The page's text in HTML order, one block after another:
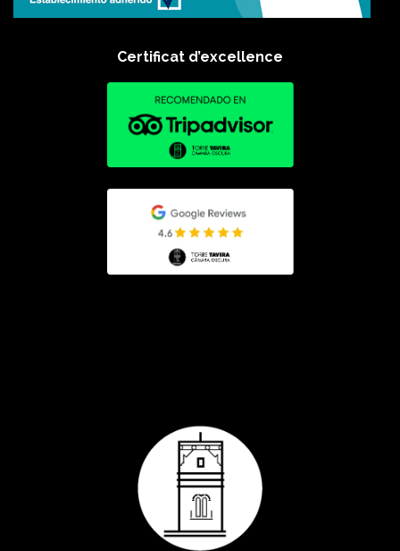
Certificat d’excellence